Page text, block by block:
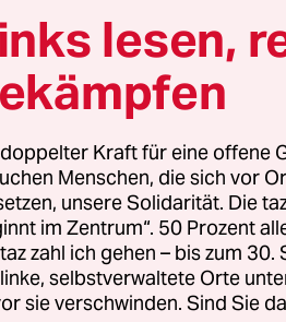
drei Viertel des Jahres –
Weil das
am Dienstag nach der
am Horizont“ sehe.
zuvor einen
2013“ vorgestellt.
Begleitgremiums, dem
Ihn hatte
dann aber wegen
lesen,
Kraft für eine offene
Menschen, die sich vor
unsere Solidarität. Die
im Zentrum“. 50 Prozent
zahl ich gehen – bis zum
selbstverwaltete Orte
sie verschwinden. Sind Sie